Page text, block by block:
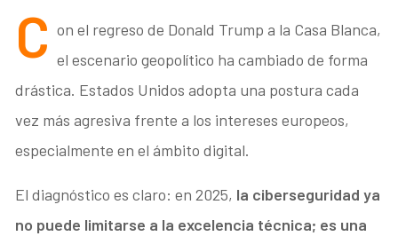
C on el regreso de Donald Trump a la Casa Blanca,
el escenario geopolítico ha cambiado de forma
drástica. Estados Unidos adopta una postura cada
vez más agresiva frente a los intereses europeos,
especialmente en el ámbito digital.
El diagnóstico es claro: en 2025, la ciberseguridad ya
no puede limitarse a la excelencia técnica; es una